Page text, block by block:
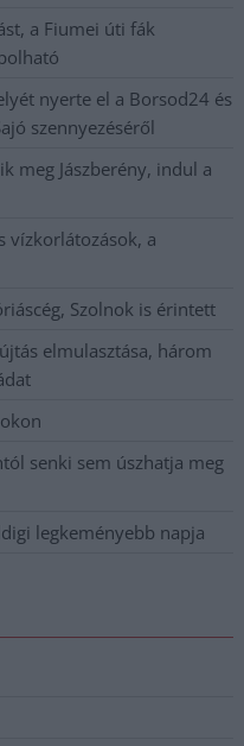
a Fiumei úti fák
nyerte el a Borsod24 és
szennyezéséről
meg Jászberény, indul a
vízkorlátozások, a
Szolnok is érintett
elmulasztása, három
senki sem úszhatja meg
legkeményebb napja